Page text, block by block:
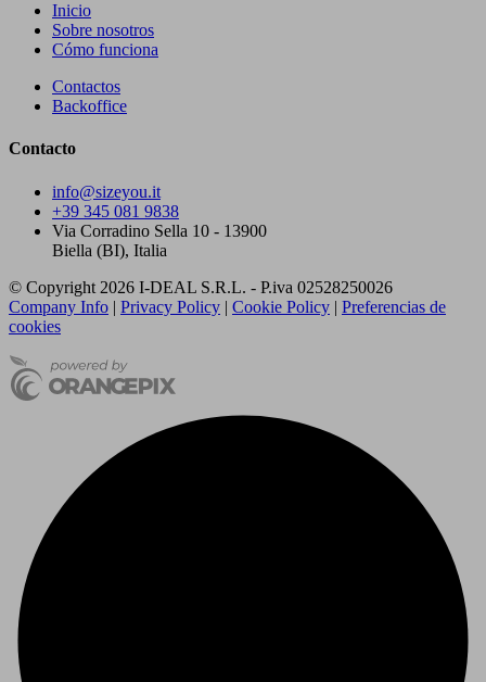
Inicio
Sobre nosotros
Cómo funciona
Contactos
Backoffice
Contacto
info@sizeyou.it
+39 345 081 9838
Via Corradino Sella 10 - 13900
Biella (BI), Italia
© Copyright 2026 I-DEAL S.R.L. - P.iva 02528250026
Company Info | Privacy Policy | Cookie Policy | Preferencias de
cookies